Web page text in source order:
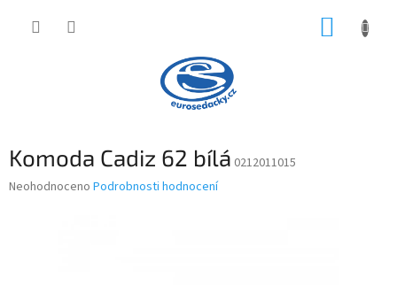
Komoda Cadiz 62 bílá 0212011015
Průměrné
Neohodnoceno Podrobnosti hodnocení